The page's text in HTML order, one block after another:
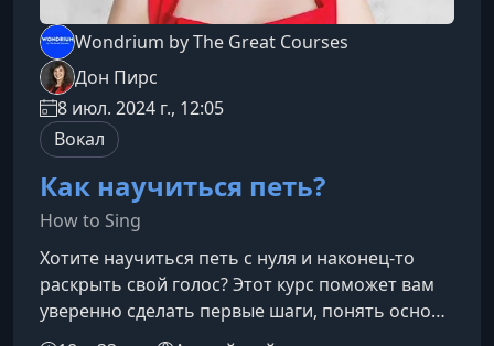
Wondrium by The Great Courses
Дон Пирс
8 июл. 2024 г., 12:05
Вокал
Как научиться петь?
How to Sing
Хотите научиться петь с нуля и наконец-то
раскрыть свой голос? Этот курс поможет вам
уверенно сделать первые шаги, понять основы
вокальной техники и почувствовать